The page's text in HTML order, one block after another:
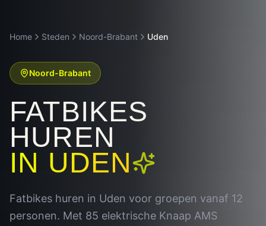
Home Steden Noord-Brabant Uden
Noord-Brabant
FATBIKES
HUREN
IN UDEN
Fatbikes huren in Uden voor groepen vanaf 12
personen. Met 85 elektrische Knaap AMS